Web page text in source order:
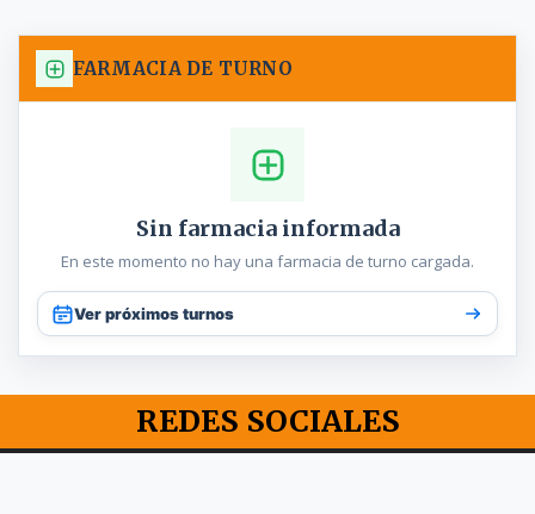
FARMACIA DE TURNO
Sin farmacia informada
En este momento no hay una farmacia de turno cargada.
Ver próximos turnos
REDES SOCIALES